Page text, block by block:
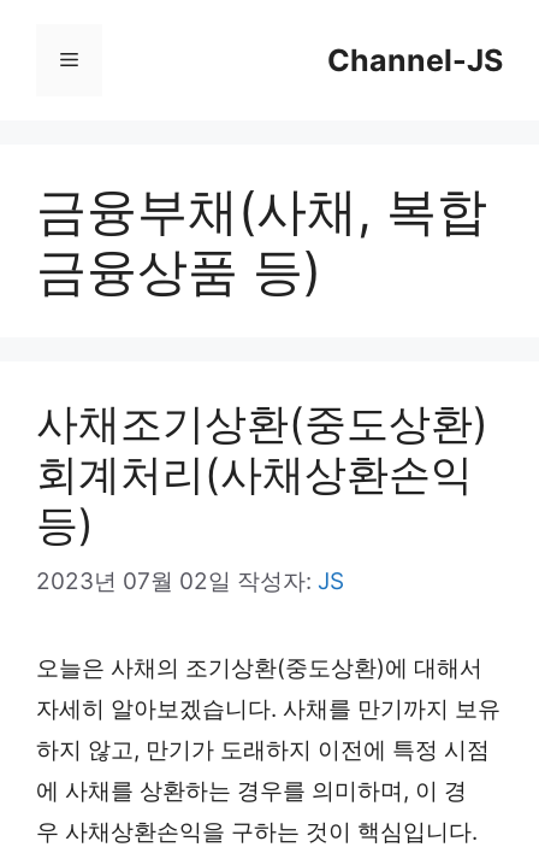
Channel-JS
메
금융부채(사채, 복합
금융상품 등)
사채조기상환(중도상환)
회계처리(사채상환손익
등)
2023년 07월 02일 작성자: JS
오늘은 사채의 조기상환(중도상환)에 대해서
자세히 알아보겠습니다. 사채를 만기까지 보유
하지 않고, 만기가 도래하지 이전에 특정 시점
에 사채를 상환하는 경우를 의미하며, 이 경
우 사채상환손익을 구하는 것이 핵심입니다.